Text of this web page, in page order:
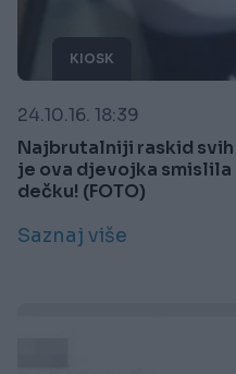
KIOSK
24.10.16. 18:39
Najbrutalniji raskid
je ova djevojka
dečku! (FOTO)
Saznaj više